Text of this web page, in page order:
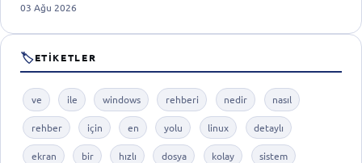
03 Ağu 2026
🏷ETIKETLER
ve ile windows rehberi nedir nasıl
rehber için en yolu linux detaylı
ekran bir hızlı dosya kolay sistem